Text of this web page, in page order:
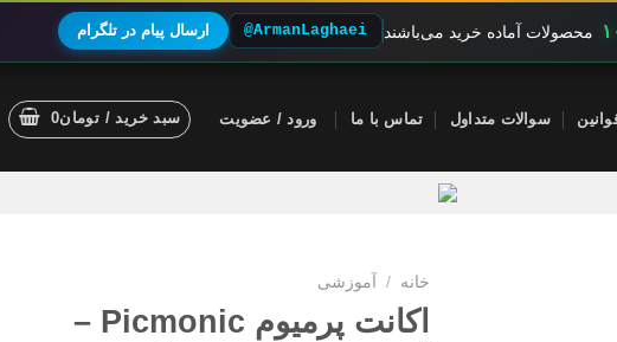
محصولات آماده خرید می‌باشند @ArmanLaghaei ارسال پیام در تلگرام
سوالات متداول تماس با ما ورود / عضویت سبد خرید / تومان0
خانه / آموزشی
اکانت پرمیوم Picmonic –